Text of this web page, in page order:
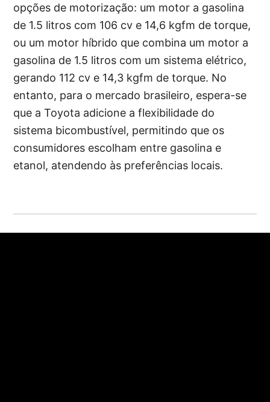
opções de motorização: um motor a gasolina
de 1.5 litros com 106 cv e 14,6 kgfm de torque,
ou um motor híbrido que combina um motor a
gasolina de 1.5 litros com um sistema elétrico,
gerando 112 cv e 14,3 kgfm de torque. No
entanto, para o mercado brasileiro, espera-se
que a Toyota adicione a flexibilidade do
sistema bicombustível, permitindo que os
consumidores escolham entre gasolina e
etanol, atendendo às preferências locais.